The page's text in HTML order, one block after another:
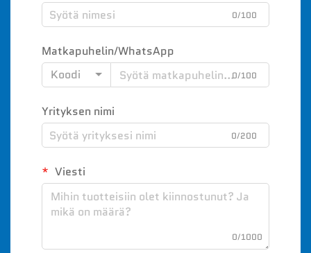
0/100
Matkapuhelin/WhatsApp
Koodi
0/100
Yrityksen nimi
0/200
Viesti
0/1000